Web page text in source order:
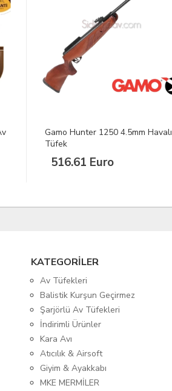
Sarsılmaz Kılınç 2000 Light Parlak
Krom Tabanca
KATEGORİLER
Av Tüfekleri
Balistik Kurşun Geçirmez
Şarjörlü Av Tüfekleri
İndirimli Ürünler
Kara Avı
Atıcılık & Airsoft
Giyim & Ayakkabı
MKE MERMİLER